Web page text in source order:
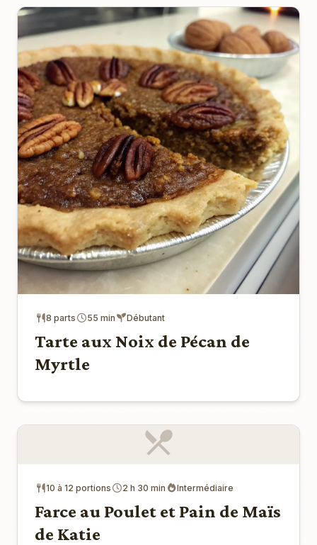
8 parts 55 min Débutant
Tarte aux Noix de Pécan de
Myrtle
10 à 12 portions 2 h 30 min Intermédiaire
Farce au Poulet et Pain de Maïs
de Katie